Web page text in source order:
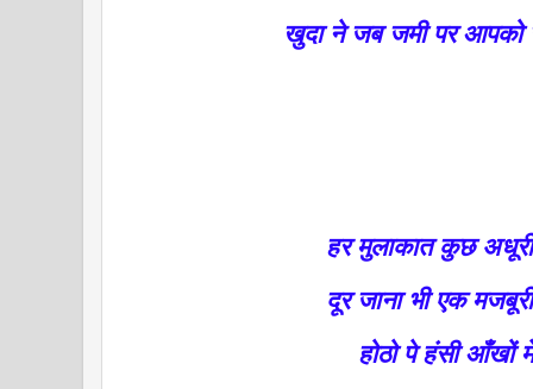
खुदा ने जब जमी पर आपको
हर मुलाकात कुछ
दूर जाना भी एक
होठो पे हंसी आँखों